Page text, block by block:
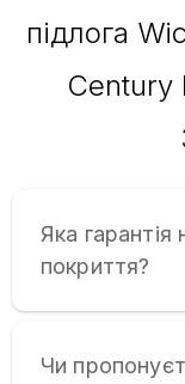
підлога
Century
Яка гарантія
покриття?
Чи